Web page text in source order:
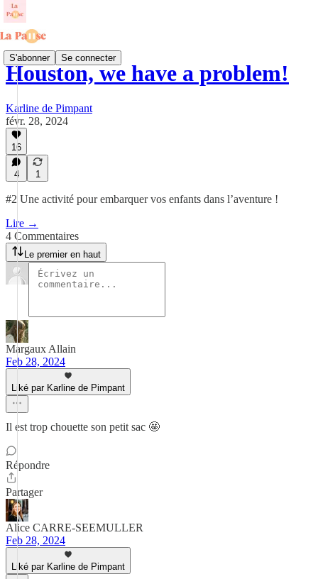
S'abonner Se connecter
Houston, we have a problem!
Karline de Pimpant
févr. 28, 2024
16
4 1
#2 Une activité pour embarquer vos enfants dans l’aventure !
Lire →
4 Commentaires
Le premier en haut
Margaux Allain
Feb 28, 2024
Liké par Karline de Pimpant
Il est trop chouette son petit sac 🤩
Répondre
Partager
Alice CARRE-SEEMULLER
Feb 28, 2024
Liké par Karline de Pimpant